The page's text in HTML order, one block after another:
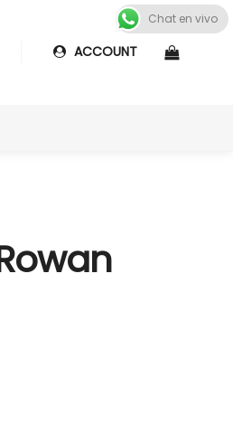
ACCOUNT
Chat en vivo